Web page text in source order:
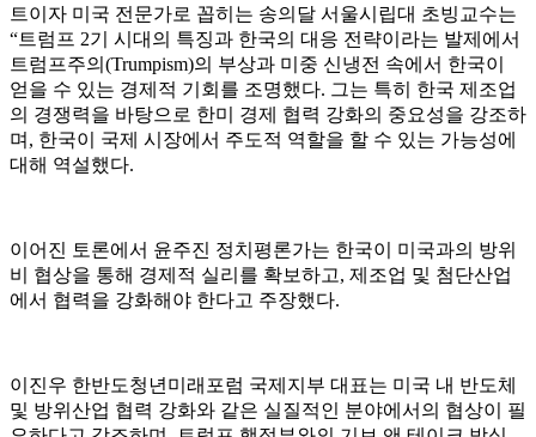
트이자 미국 전문가로 꼽히는 송의달 서울시립대 초빙교수는
“트럼프 2기 시대의 특징과 한국의 대응 전략이라는 발제에서
트럼프주의(Trumpism)의 부상과 미중 신냉전 속에서 한국이
얻을 수 있는 경제적 기회를 조명했다. 그는 특히 한국 제조업
의 경쟁력을 바탕으로 한미 경제 협력 강화의 중요성을 강조하
며, 한국이 국제 시장에서 주도적 역할을 할 수 있는 가능성에
대해 역설했다.
이어진 토론에서 윤주진 정치평론가는 한국이 미국과의 방위
비 협상을 통해 경제적 실리를 확보하고, 제조업 및 첨단산업
에서 협력을 강화해야 한다고 주장했다.
이진우 한반도청년미래포럼 국제지부 대표는 미국 내 반도체
및 방위산업 협력 강화와 같은 실질적인 분야에서의 협상이 필